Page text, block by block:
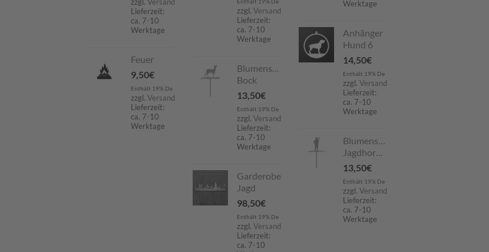
zzgl. Versand
Lieferzeit:
ca. 7-10
Werktage
Feuer
9,50€
Enthält 19% De
zzgl. Versand
Lieferzeit:
ca. 7-10
Werktage
Enthält 19% De
zzgl. Versand
Lieferzeit:
ca. 7-10
Werktage
Blumenstecker
Bock
13,50€
Enthält 19% De
zzgl. Versand
Lieferzeit:
ca. 7-10
Werktage
Garderobe
Jagd
98,50€
Enthält 19% De
zzgl. Versand
Lieferzeit:
ca. 7-10
Werktage
Anhänger
Hund 6
14,50€
Enthält 19% De
zzgl. Versand
Lieferzeit:
ca. 7-10
Werktage
Blumenstecker
Jagdhornbläser
13,50€
Enthält 19% De
zzgl. Versand
Lieferzeit:
ca. 7-10
Werktage